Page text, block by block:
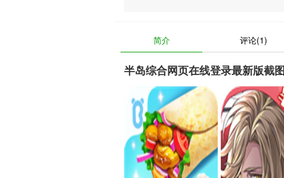
简介 评论(1)
半岛综合网页在线登录最新版截图